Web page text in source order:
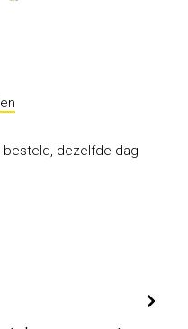
besteld, dezelfde dag